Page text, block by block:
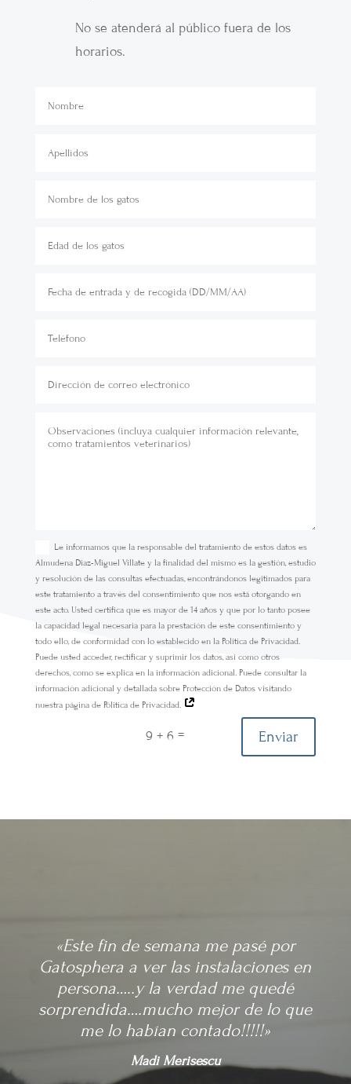
No se atenderá al público fuera de los
horarios.
Le informamos que la responsable del tratamiento de estos datos es
Almudena Diaz-Miguel Villate y la finalidad del mismo es la gestión, estudio
y resolución de las consultas efectuadas, encontrándonos legitimados para
este tratamiento a través del consentimiento que nos está otorgando en
este acto. Usted certifica que es mayor de 14 años y que por lo tanto posee
la capacidad legal necesaria para la prestación de este consentimiento y
todo ello, de conformidad con lo establecido en la Política de Privacidad.
Puede usted acceder, rectificar y suprimir los datos, así como otros
derechos, como se explica en la información adicional. Puede consultar la
información adicional y detallada sobre Protección de Datos visitando
nuestra página de Pólitica de Privacidad.
9 + 6 = Enviar
«Este fin de semana me pasé por
Gatosphera a ver las instalaciones en
persona…..y la verdad me quedé
sorprendida….mucho mejor de lo que
me lo habían contado!!!!!»
Madi Merisescu